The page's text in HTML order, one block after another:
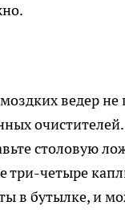
ведер
столовую
три-четыре
в бутылке, и